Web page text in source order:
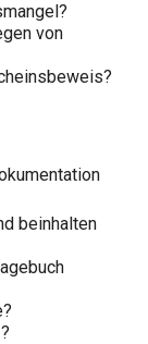
von
beinhalten